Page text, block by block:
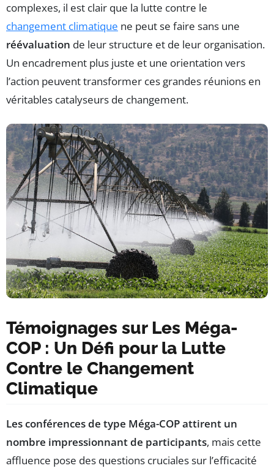
complexes, il est clair que la lutte contre le
changement climatique ne peut se faire sans une
réévaluation de leur structure et de leur organisation.
Un encadrement plus juste et une orientation vers
l’action peuvent transformer ces grandes réunions en
véritables catalyseurs de changement.
Témoignages sur Les Méga-
COP : Un Défi pour la Lutte
Contre le Changement
Climatique
Les conférences de type Méga-COP attirent un
nombre impressionnant de participants, mais cette
affluence pose des questions cruciales sur l’efficacité